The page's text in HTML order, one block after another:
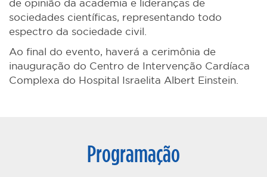
de opinião da academia e lideranças de
sociedades científicas, representando todo
espectro da sociedade civil.
Ao final do evento, haverá a cerimônia de
inauguração do Centro de Intervenção Cardíaca
Complexa do Hospital Israelita Albert Einstein.
Programação